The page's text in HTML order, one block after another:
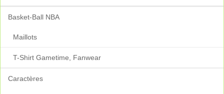
Basket-Ball NBA
Maillots
T-Shirt Gametime, Fanwear
Caractères